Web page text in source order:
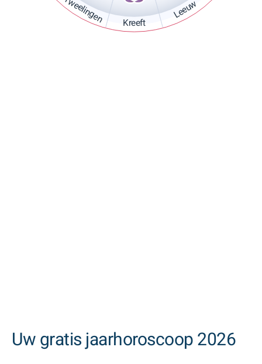
Uw gratis jaarhoroscoop 2026
Tweelingen Kreeft
Leeuw